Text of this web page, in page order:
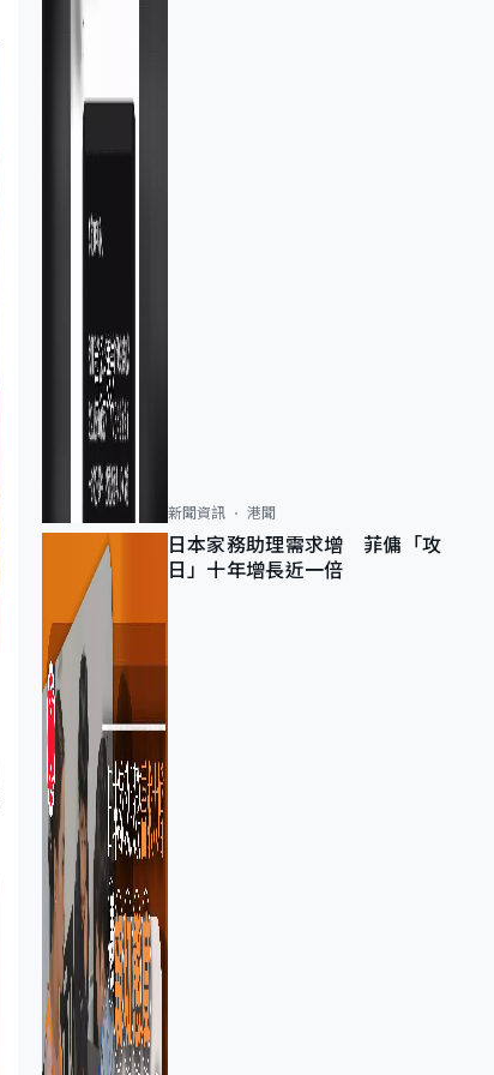
新聞資訊 港聞
日本家務助理需求增 菲傭「攻
日」十年增長近一倍